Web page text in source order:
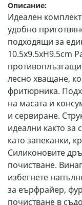
Описание:
Идеален
удобно
подходящи за
10.5x9.5xH9.5cm
лесно хващане,
фритюрника.
на масата и
и сервиране.
идеални както за
като запеканки,
Силиконовите
почистване.
избегнете
за еърфрайер,
почистване в